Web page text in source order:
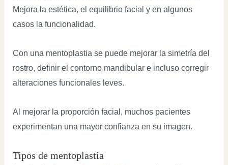
Mejora la estética, el equilibrio facial y en algunos
casos la funcionalidad.
Con una mentoplastia se puede mejorar la simetría del
rostro, definir el contorno mandibular e incluso corregir
alteraciones funcionales leves.
Al mejorar la proporción facial, muchos pacientes
experimentan una mayor confianza en su imagen.
Tipos de mentoplastia